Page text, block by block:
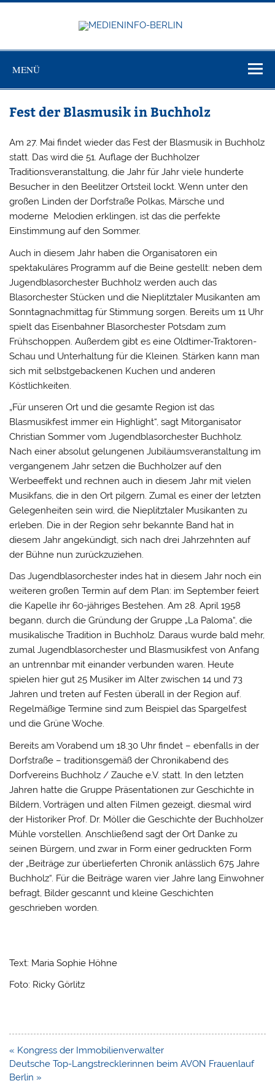
Zum
MENÜ
Fest der Blasmusik in Buchholz
Am 27. Mai findet wieder das Fest der Blasmusik in Buchholz
statt. Das wird die 51. Auflage der Buchholzer
Traditionsveranstaltung, die Jahr für Jahr viele hunderte
Besucher in den Beelitzer Ortsteil lockt. Wenn unter den
großen Linden der Dorfstraße Polkas, Märsche und
moderne Melodien erklingen, ist das die perfekte
Einstimmung auf den Sommer.
Auch in diesem Jahr haben die Organisatoren ein
spektakuläres Programm auf die Beine gestellt: neben dem
Jugendblasorchester Buchholz werden auch das
Blasorchester Stücken und die Nieplitztaler Musikanten am
Sonntagnachmittag für Stimmung sorgen. Bereits um 11 Uhr
spielt das Eisenbahner Blasorchester Potsdam zum
Frühschoppen. Außerdem gibt es eine Oldtimer-Traktoren-
Schau und Unterhaltung für die Kleinen. Stärken kann man
sich mit selbstgebackenen Kuchen und anderen
Köstlichkeiten.
„Für unseren Ort und die gesamte Region ist das
Blasmusikfest immer ein Highlight“, sagt Mitorganisator
Christian Sommer vom Jugendblasorchester Buchholz.
Nach einer absolut gelungenen Jubiläumsveranstaltung im
vergangenem Jahr setzen die Buchholzer auf den
Werbeeffekt und rechnen auch in diesem Jahr mit vielen
Musikfans, die in den Ort pilgern. Zumal es einer der letzten
Gelegenheiten sein wird, die Nieplitztaler Musikanten zu
erleben. Die in der Region sehr bekannte Band hat in
diesem Jahr angekündigt, sich nach drei Jahrzehnten auf
der Bühne nun zurückzuziehen.
Das Jugendblasorchester indes hat in diesem Jahr noch ein
weiteren großen Termin auf dem Plan: im September feiert
die Kapelle ihr 60-jähriges Bestehen. Am 28. April 1958
begann, durch die Gründung der Gruppe „La Paloma“, die
musikalische Tradition in Buchholz. Daraus wurde bald mehr,
zumal Jugendblasorchester und Blasmusikfest von Anfang
an untrennbar mit einander verbunden waren. Heute
spielen hier gut 25 Musiker im Alter zwischen 14 und 73
Jahren und treten auf Festen überall in der Region auf.
Regelmäßige Termine sind zum Beispiel das Spargelfest
und die Grüne Woche.
Bereits am Vorabend um 18.30 Uhr findet – ebenfalls in der
Dorfstraße – traditionsgemäß der Chronikabend des
Dorfvereins Buchholz / Zauche e.V. statt. In den letzten
Jahren hatte die Gruppe Präsentationen zur Geschichte in
Bildern, Vorträgen und alten Filmen gezeigt, diesmal wird
der Historiker Prof. Dr. Möller die Geschichte der Buchholzer
Mühle vorstellen. Anschließend sagt der Ort Danke zu
seinen Bürgern, und zwar in Form einer gedruckten Form
der „Beiträge zur überlieferten Chronik anlässlich 675 Jahre
Buchholz“. Für die Beiträge waren vier Jahre lang Einwohner
befragt, Bilder gescannt und kleine Geschichten
geschrieben worden.
Text: Maria Sophie Höhne
Foto: Ricky Görlitz
Beitragsnavigation
« Kongress der Immobilienverwalter
Deutsche Top-Langstrecklerinnen beim AVON Frauenlauf
Berlin »